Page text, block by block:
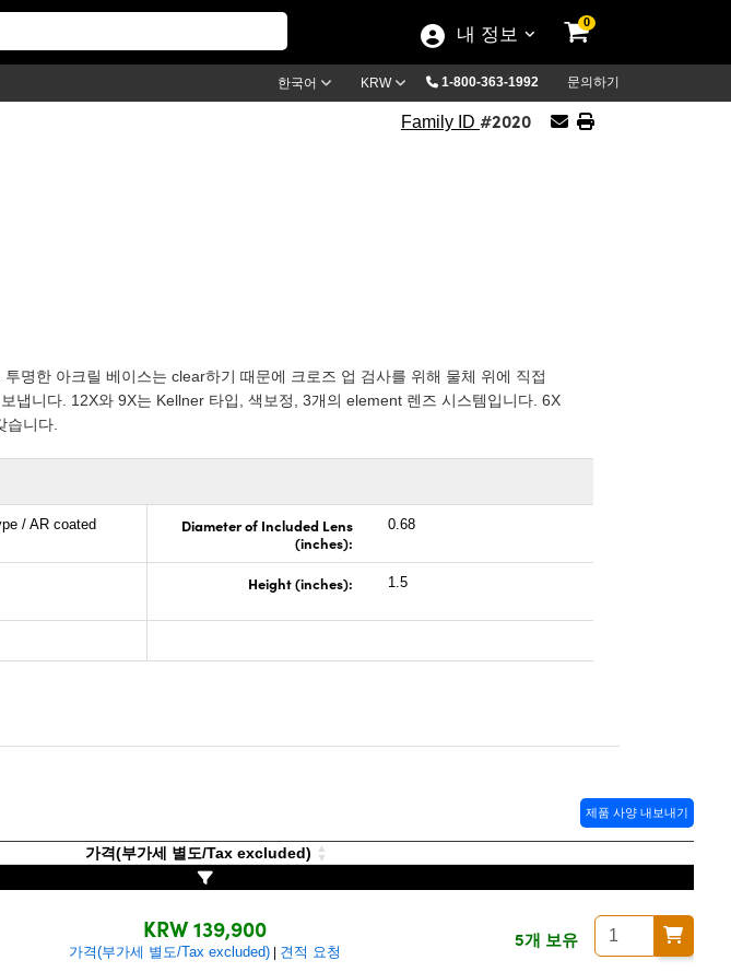
내 정보
0
한국어 KRW 1-800-363-1992 문의하기
Family ID #2020
명한 아크릴 베이스는 clear하기 때문에 크로즈 업 검사를 위해 물체 위에 직접
냅니다. 12X와 9X는 Kellner 타입, 색보정, 3개의 element 렌즈 시스템입니다. 6X
습니다.
/ AR coated
Diameter of Included Lens
(inches):
0.68
Height (inches): 1.5
제품 사양 내보내기
가격(부가세 별도/Tax excluded)
KRW 139,900
가격(부가세 별도/Tax excluded) 견적 요청
5개 보유